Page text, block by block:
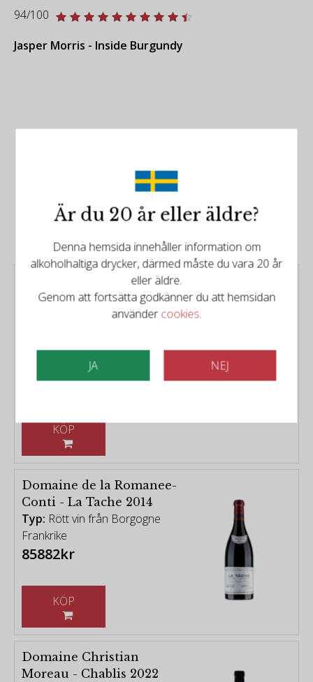
94/100
Jasper Morris - Inside Burgundy
Det finns mer att upptäcka
Relaterade produkter
Domaine Frédéric
Esmonin - Bourgogne
Chardonnay Les
Typ:Vitt vin från Bourgogne
299kr
Domaine de la Romanee-
Conti - La Tache 2014
Typ: Rött vin från Borgogne
Frankrike
85882kr
Domaine Christian
Moreau - Chablis 2022
Är du 20 år eller äldre?
Denna hemsida innehåller information om
alkoholhaltiga drycker, därmed måste du vara 20 år
eller äldre.
Genom att fortsätta godkänner du att hemsidan
användercookies.
JA NEJ